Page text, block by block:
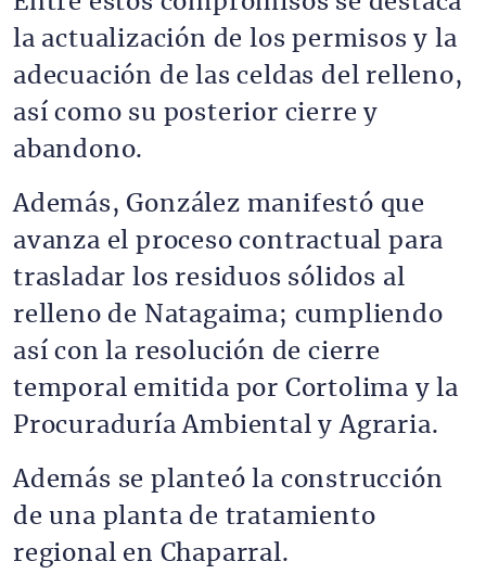
la actualización de los permisos y la
adecuación de las celdas del relleno,
así como su posterior cierre y
abandono.
Además, González manifestó que
avanza el proceso contractual para
trasladar los residuos sólidos al
relleno de Natagaima; cumpliendo
así con la resolución de cierre
temporal emitida por Cortolima y la
Procuraduría Ambiental y Agraria.
Además se planteó la construcción
de una planta de tratamiento
regional en Chaparral.